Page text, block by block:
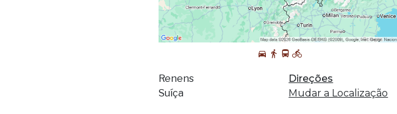
Renens
Suíça
Direções
Mudar a Localização